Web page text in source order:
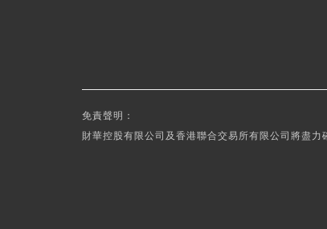
免責聲明：
財華控股有限公司及香港聯合交易所有限公司將盡